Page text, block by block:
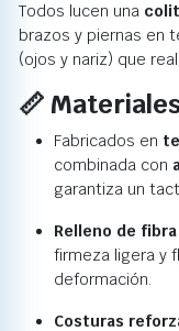
Todos lucen una
brazos y piernas en
(ojos y nariz) que
📏
Fabricados en
combinada con
garantiza un
Relleno de
firmeza ligera y
deformación.
Costuras